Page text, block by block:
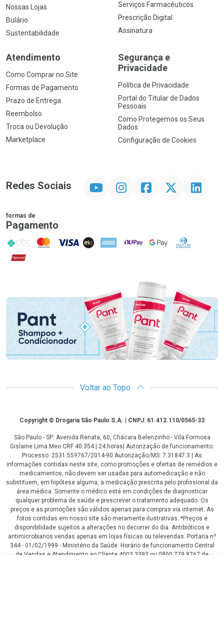
Nossas Lojas
Bulário
Sustentabilidade
Serviços Farmacêuticos
Prescrição Digital
Assinatura
Atendimento
Como Comprar no Site
Formas de Pagamento
Prazo de Entrega
Reembolso
Troca ou Devolução
Marketplace
Segurança e
Privacidade
Política de Privacidade
Portal do Titular de Dados
Pessoais
Como Protegemos os Seus
Dados
Configuração de Cookies
Redes Sociais InstagramFacebookTwitter Linkedin
formas de
Pagamento
PIX MasterCard
VISA ELO AMEX NuPay Google PayDiners Club
Hipercard
Promoção em Destaque
Voltar ao Topo
CopyrightCopyright © Drogaria São Paulo S.A. | CNPJ: 61.412.110/0565-33
São Paulo - SP: Avenida Renata, 60, Chácara Belenzinho - Vila Formosa
Gislaine Lima Meo CRF 40.354 | 24 horas| Autorização de funcionamento:
Processo: 2531.559767/2014-90 Autorização/MS: 7.31847.3 | As
informações contidas neste site, como promoções e ofertas de remédios e
medicamentos, não devem ser usadas para automedicação e não
substituem, em hipótese alguma, a medicação prescrita pelo profissional da
área médica. Somente o médico está em condições de diagnosticar
qualquer problema de saúde e prescrever o tratamento adequado. Os
preços e as promoções são válidos apenas para compras via internet. As
fotos contidas em nosso site são meramente ilustrativas. *Preços e
disponibilidade sujeitos a alterações no decorrer do dia. Antibióticos e
antimicrobianos vendas apenas em lojas físicas ou televendas. Portaria nº
344 - 01/02/1999 - Ministério da Saúde. Horário de funcionamento Central
de Vendas e Atendimento ao Cliente 4003 3393 ou 0800 779 8767 de